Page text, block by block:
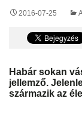
2016-07-25
Habár sokan
jellemző.
származik az